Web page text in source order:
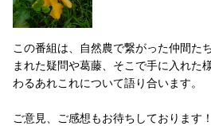
この番組は、自然農で繋がった仲間た
まれた疑問や葛藤、そこで手に入れた
わるあれこれについて語り合います。
ご意見、ご感想もお待ちして